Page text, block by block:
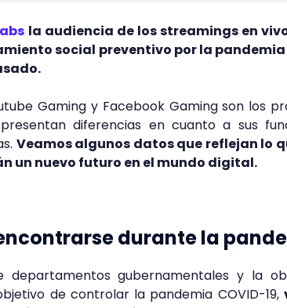
la audiencia de los streamings en
social preventivo por la pandemia
Gaming y Facebook Gaming son los
diferencias en cuanto a sus
Veamos algunos datos que reflejan lo
un nuevo futuro en el mundo digital.
durante la
departamentos gubernamentales y la
de controlar la pandemia COVID-19,